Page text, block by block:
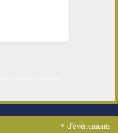
+ d'évènements